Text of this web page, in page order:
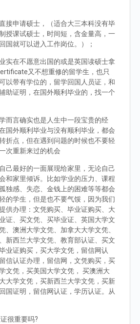
接申请硕士，（适合大三本科没有毕
授课试硕士，时间短，含金量高，一
国就可以进入工作岗位。）；
实在不愿意出国的或是英国读硕士拿
又不想重修的留学生，也只
以带有学位的，留学回国人员证，和
助证明，在国外顺利毕业的，找一个
而言确实也是人生中一段宝贵的经
国外顺利毕业与没有顺利毕业，都会
折点，但在遇到问题的时候也不要轻
次重新来过的机会
己最好的一面展现给家里，无论自己
和家里倾诉。比如学业的压力、课程
独感、失恋、金钱上的困难等等都会
的学生，但是也不要气馁，因为我们
供办理：文凭购买、毕业证购买、大
证、买文凭、买毕业证、英国大学文
、澳洲大学文凭、加拿大大学文凭、
新西兰大学文凭、教育部认证、买文
业证购买，买大学文凭，留信网认
信认证办理，留信网，文凭购买，买
文凭，买美国大学文凭， 买澳洲大
大学文凭，买新西兰大学文凭，买新
国证明，留信网认证，学历认证。从
很重要吗?